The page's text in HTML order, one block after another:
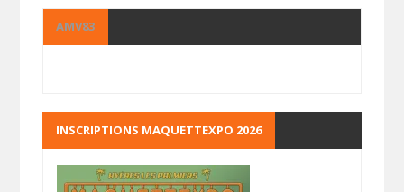
AMV83
INSCRIPTIONS MAQUETTEXPO 2026